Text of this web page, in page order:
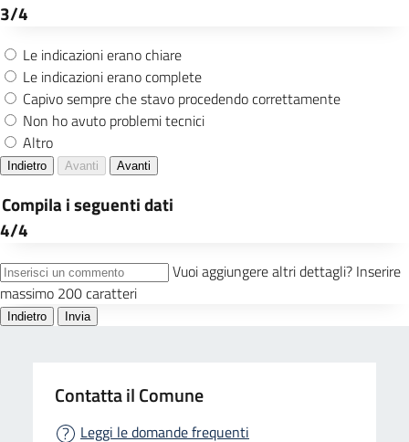
Contatta il Comune
Leggi le domande frequenti